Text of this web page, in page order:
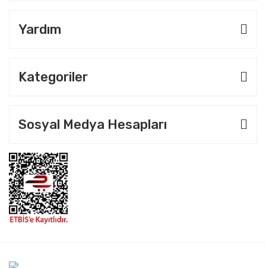
Yardım
Kategoriler
Sosyal Medya Hesapları